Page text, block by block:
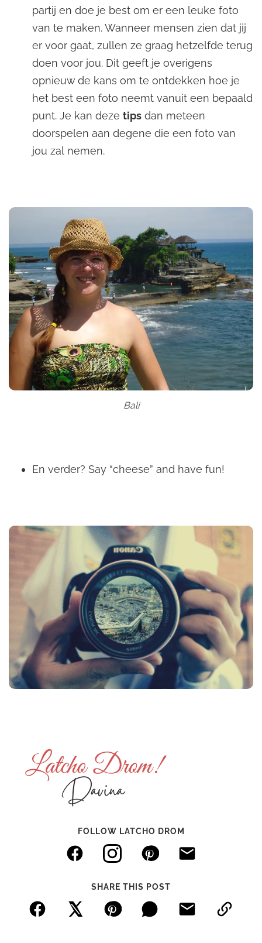
partij en doe je best om er een leuke foto
van te maken. Wanneer mensen zien dat jij
er voor gaat, zullen ze graag hetzelfde terug
doen voor jou. Dit geeft je overigens
opnieuw de kans om te ontdekken hoe je
het best een foto neemt vanuit een bepaald
punt. Je kan deze tips dan meteen
doorspelen aan degene die een foto van
jou zal nemen.
Bali
En verder? Say “cheese” and have fun!
FOLLOW LATCHO DROM
SHARE THIS POST